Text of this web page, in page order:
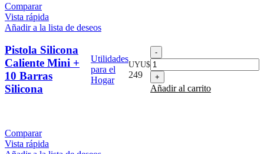
Comparar
Vista rápida
Añadir a la lista de deseos
Pistola Silicona
Caliente Mini +
10 Barras
Silicona
Utilidades
para el
Hogar
UYU$
249
Pistola
Silicona
Caliente
Mini
+
Añadir al carrito
Comparar
Vista rápida